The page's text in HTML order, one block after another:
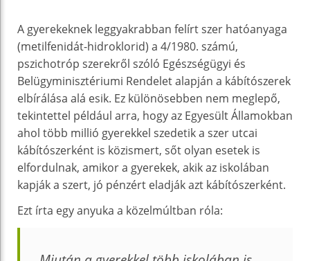
A gyerekeknek leggyakrabban felírt szer hatóanyaga
(metilfenidát-hidroklorid) a 4/1980. számú,
pszichotróp szerekről szóló Egészségügyi és
Belügyminisztériumi Rendelet alapján a kábítószerek
elbírálása alá esik. Ez különösebben nem meglepő,
tekintettel például arra, hogy az Egyesült Államokban
ahol több millió gyerekkel szedetik a szer utcai
kábítószerként is közismert, sőt olyan esetek is
elfordulnak, amikor a gyerekek, akik az iskolában
kapják a szert, jó pénzért eladják azt kábítószerként.
Ezt írta egy anyuka a közelmúltban róla: